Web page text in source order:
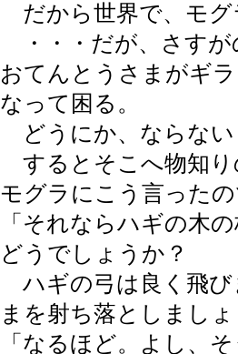
だから世界で、モグ
・・・だが、さすが
おてんとうさまがギ
なって困る。
どうにか、ならない
するとそこへ物知り
モグラにこう言った
「それならハギの木
どうでしょうか？
ハギの弓は良く飛び
まを射ち落としまし
「なるほど。よし、